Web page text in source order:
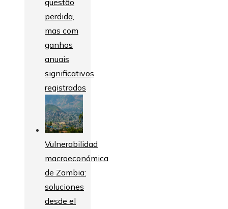
perdida,
mas com
ganhos
anuais
significativos
registrados
Vulnerabilidad
macroeconómica
de Zambia:
soluciones
desde el